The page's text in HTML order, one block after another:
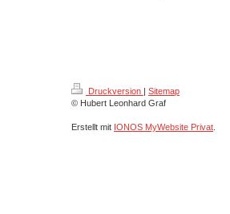
Druckversion | Sitemap
© Hubert Leonhard Graf
Erstellt mit IONOS MyWebsite Privat